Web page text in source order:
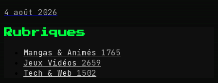
4 août 2026
Rubriques
Mangas & Animés
1765
Jeux Vidéos
2659
Tech & Web 1502